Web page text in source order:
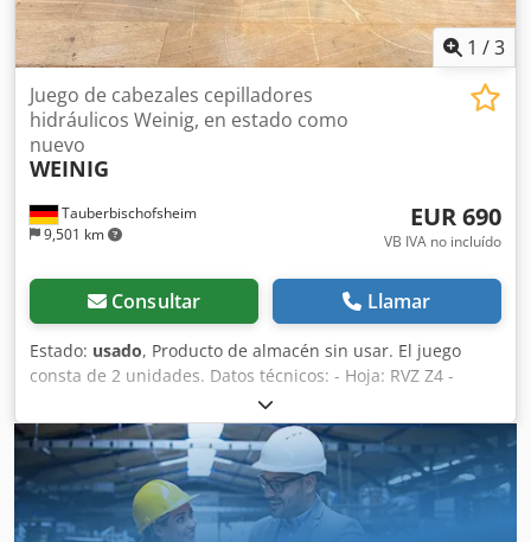
1 /3
Tauberbischofsheim
9,501 km
Juego de cabezales cepilladores
hidráulicos Weinig, en estado como
nuevo
WEINIG
EUR 690
VB IVA no incluído
Consultar Llamar
Estado: usado, Producto de almacén sin usar. El juego
consta de 2 unidades. Datos técnicos: - Hoja: RVZ Z4 -
Diámetro del círculo de corte (ø): 150 mm - Orificio: 50 mm
- Longitud: 150 mm Dedpfx Aezryncspisck - Material: acero